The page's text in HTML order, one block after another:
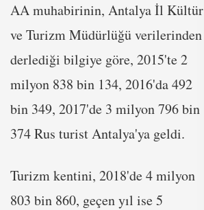
AA muhabirinin, Antalya İl Kültür
ve Turizm Müdürlüğü verilerinden
derlediği bilgiye göre, 2015'te 2
milyon 838 bin 134, 2016'da 492
bin 349, 2017'de 3 milyon 796 bin
374 Rus turist Antalya'ya geldi.
Turizm kentini, 2018'de 4 milyon
803 bin 860, geçen yıl ise 5